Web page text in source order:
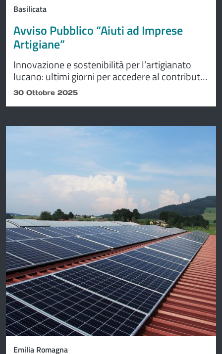
Basilicata
Avviso Pubblico “Aiuti ad Imprese
Artigiane”
Innovazione e sostenibilità per l’artigianato
lucano: ultimi giorni per accedere al contributo
regionale 2025
30 Ottobre 2025
Emilia Romagna